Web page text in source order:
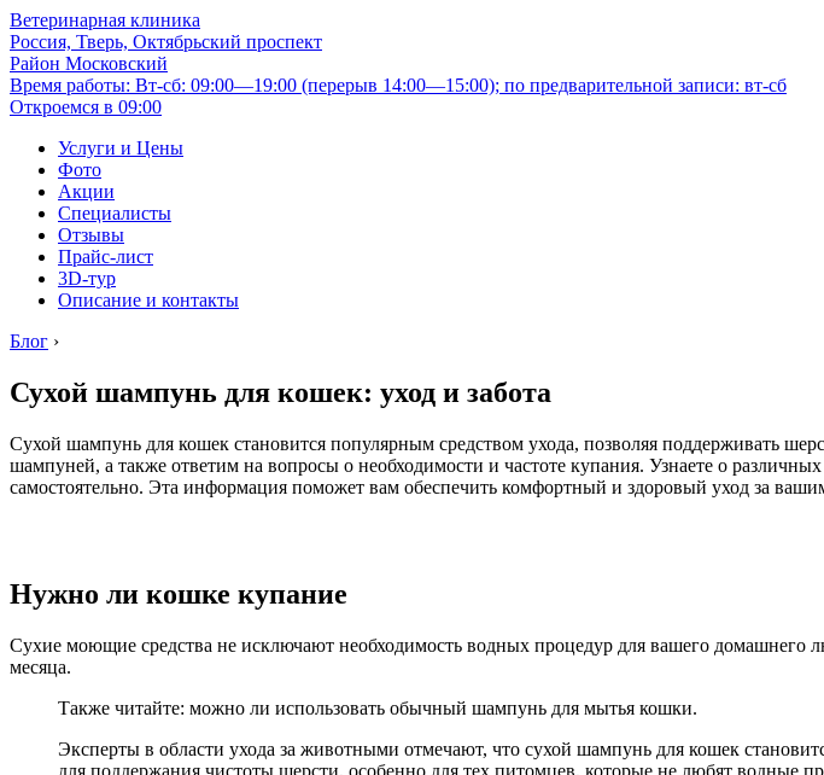
Ветеринарная клиника
Россия, Тверь, Октябрьский проспект
Район Московский
Время работы: Вт-сб: 09:00—19:00 (перерыв 14:00—15:00); по предварительной записи: вт-сб
Откроемся в 09:00
Услуги и Цены
Фото
Акции
Специалисты
Отзывы
Прайс-лист
3D-тур
Описание и контакты
Блог ›
Сухой шампунь для кошек: уход и забота
Сухой шампунь для кошек становится популярным средством ухода, позволяя поддерживать
шампуней, а также ответим на вопросы о необходимости и частоте купания. Узнаете о
самостоятельно. Эта информация поможет вам обеспечить комфортный и здоровый уход за
Нужно ли кошке купание
Сухие моющие средства не исключают необходимость водных процедур для вашего домашнего
месяца.
Также читайте: можно ли использовать обычный шампунь для мытья кошки.
Эксперты в области ухода за животными отмечают, что сухой шампунь для кошек
для поддержания чистоты шерсти, особенно для тех питомцев, которые не любят водные